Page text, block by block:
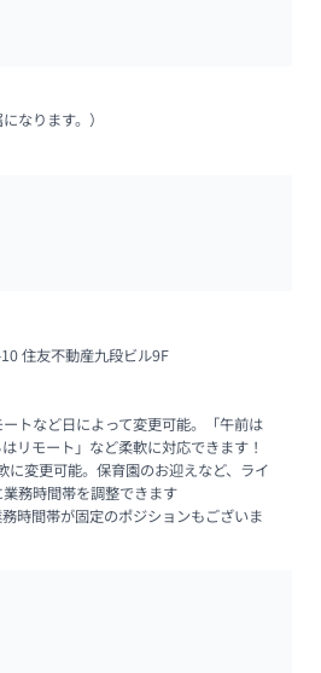
なります。）
住友不動産九段ビル9F
トなど日によって変更可能。「午前は
リモート」など柔軟に対応できます！
に変更可能。保育園のお迎えなど、ライ
務時間帯を調整できます
時間帯が固定のポジションもございま